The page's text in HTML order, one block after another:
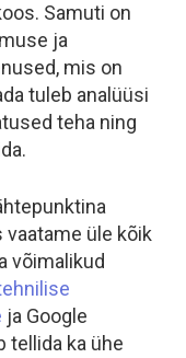
Samuti on
ja
mis on
tuleb analüüsi
teha ning
üle kõik
võimalikud
ja Google
tellida ka ühe